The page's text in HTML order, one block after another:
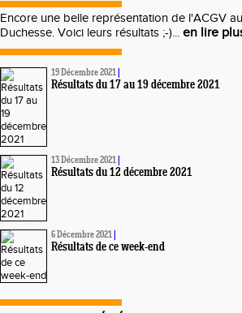
Encore une belle représentation de l'ACGV
Duchesse. Voici leurs résultats ;-)... en lire
19 Décembre 2021
Résultats du 17 au 19 décembre 2021
13 Décembre 2021
Résultats du 12 décembre 2021
6 Décembre 2021
Résultats de ce week-end